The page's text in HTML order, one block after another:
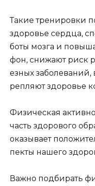
Такие тренировки
здоровье сердца,
боты мозга и
фон, снижают риск
езных заболеваний,
репляют здоровье
Физическая
часть здорового
оказывает
пекты нашего
Важно подбирать